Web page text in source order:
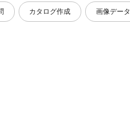
カタログ作成 画像データ